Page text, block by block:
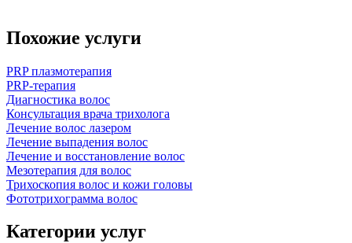
Похожие услуги
PRP плазмотерапия
PRP-терапия
Диагностика волос
Консультация врача трихолога
Лечение волос лазером
Лечение выпадения волос
Лечение и восстановление волос
Мезотерапия для волос
Трихоскопия волос и кожи головы
Фототрихограмма волос
Категории услуг